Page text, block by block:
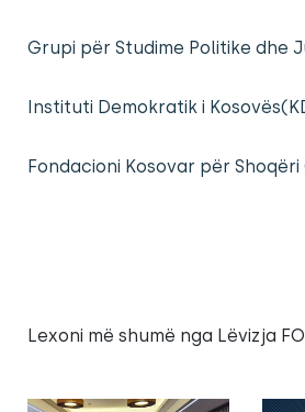
Grupi për Studime Politike dhe
Instituti Demokratik i
Fondacioni Kosovar për Shoqëri
Lexoni më shumë nga Lëvizja